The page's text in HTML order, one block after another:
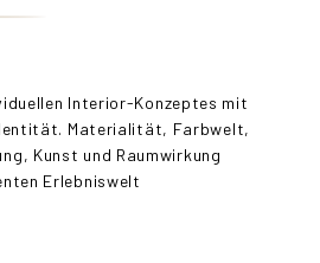
Interior-Konzeptes mit
Materialität, Farbwelt,
Kunst und Raumwirkung
Erlebniswelt